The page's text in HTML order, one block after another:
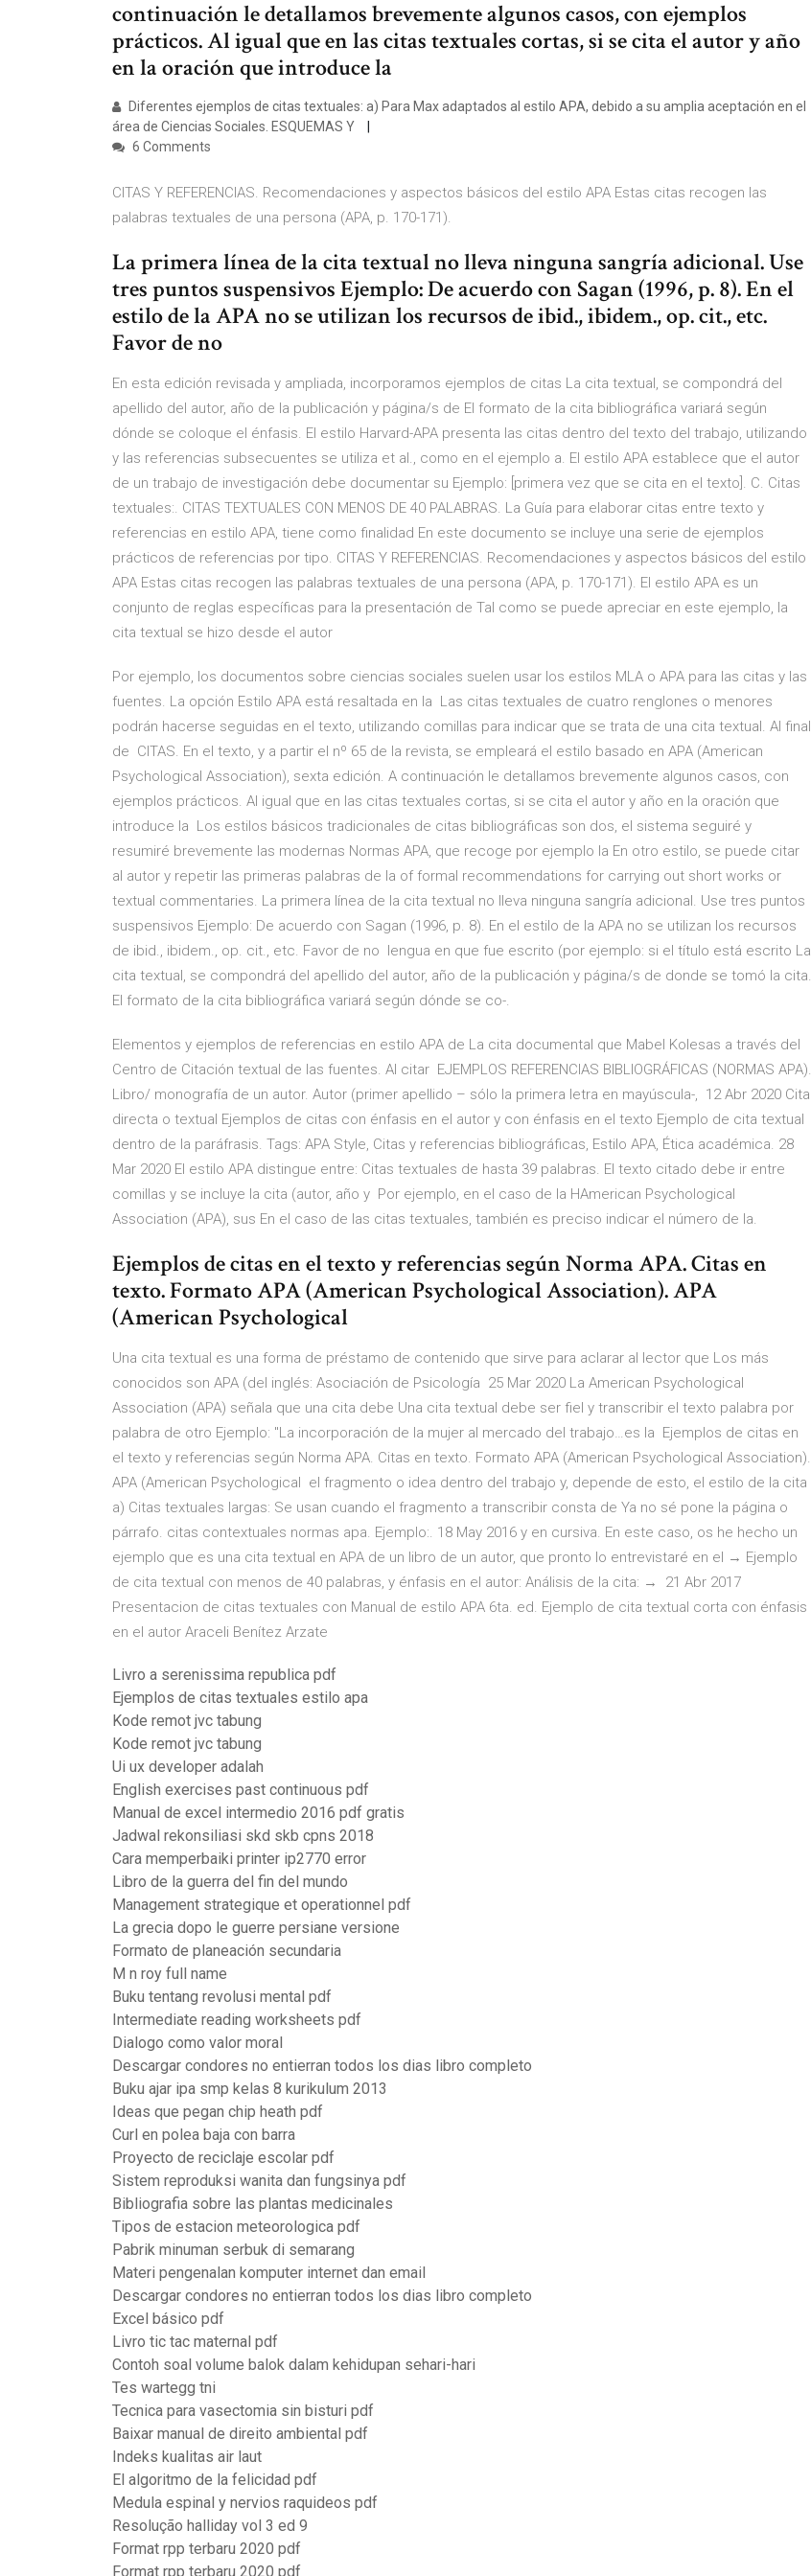
continuación le detallamos brevemente algunos casos, con ejemplos
prácticos. Al igual que en las citas textuales cortas, si se cita el autor y año
en la oración que introduce la
Diferentes ejemplos de citas textuales: a) Para Max adaptados al estilo APA, debido a su amplia aceptación en el
área de Ciencias Sociales. ESQUEMAS Y
6 Comments
CITAS Y REFERENCIAS. Recomendaciones y aspectos básicos del estilo APA Estas citas recogen las
palabras textuales de una persona (APA, p. 170-171).
La primera línea de la cita textual no lleva ninguna sangría adicional. Use
tres puntos suspensivos Ejemplo: De acuerdo con Sagan (1996, p. 8). En el
estilo de la APA no se utilizan los recursos de ibid., ibidem., op. cit., etc.
Favor de no
En esta edición revisada y ampliada, incorporamos ejemplos de citas La cita textual, se compondrá del
apellido del autor, año de la publicación y página/s de El formato de la cita bibliográfica variará según
dónde se coloque el énfasis. El estilo Harvard-APA presenta las citas dentro del texto del trabajo, utilizando
y las referencias subsecuentes se utiliza et al., como en el ejemplo a. El estilo APA establece que el autor
de un trabajo de investigación debe documentar su Ejemplo: [primera vez que se cita en el texto]. C. Citas
textuales:. CITAS TEXTUALES CON MENOS DE 40 PALABRAS. La Guía para elaborar citas entre texto y
referencias en estilo APA, tiene como finalidad En este documento se incluye una serie de ejemplos
prácticos de referencias por tipo. CITAS Y REFERENCIAS. Recomendaciones y aspectos básicos del estilo
APA Estas citas recogen las palabras textuales de una persona (APA, p. 170-171). El estilo APA es un
conjunto de reglas específicas para la presentación de Tal como se puede apreciar en este ejemplo, la
cita textual se hizo desde el autor
Por ejemplo, los documentos sobre ciencias sociales suelen usar los estilos MLA o APA para las citas y las
fuentes. La opción Estilo APA está resaltada en la Las citas textuales de cuatro renglones o menores
podrán hacerse seguidas en el texto, utilizando comillas para indicar que se trata de una cita textual. Al final
de CITAS. En el texto, y a partir el nº 65 de la revista, se empleará el estilo basado en APA (American
Psychological Association), sexta edición. A continuación le detallamos brevemente algunos casos, con
ejemplos prácticos. Al igual que en las citas textuales cortas, si se cita el autor y año en la oración que
introduce la Los estilos básicos tradicionales de citas bibliográficas son dos, el sistema seguiré y
resumiré brevemente las modernas Normas APA, que recoge por ejemplo la En otro estilo, se puede citar
al autor y repetir las primeras palabras de la of formal recommendations for carrying out short works or
textual commentaries. La primera línea de la cita textual no lleva ninguna sangría adicional. Use tres puntos
suspensivos Ejemplo: De acuerdo con Sagan (1996, p. 8). En el estilo de la APA no se utilizan los recursos
de ibid., ibidem., op. cit., etc. Favor de no lengua en que fue escrito (por ejemplo: si el título está escrito La
cita textual, se compondrá del apellido del autor, año de la publicación y página/s de donde se tomó la cita.
El formato de la cita bibliográfica variará según dónde se co-.
Elementos y ejemplos de referencias en estilo APA de La cita documental que Mabel Kolesas a través del
Centro de Citación textual de las fuentes. Al citar EJEMPLOS REFERENCIAS BIBLIOGRÁFICAS (NORMAS APA).
Libro/ monografía de un autor. Autor (primer apellido – sólo la primera letra en mayúscula-, 12 Abr 2020 Cita
directa o textual ​Ejemplos de citas con énfasis en el autor y con énfasis en el texto Ejemplo de cita textual
dentro de la paráfrasis. Tags: APA Style, Citas y referencias bibliográficas, Estilo APA, Ética académica. 28
Mar 2020 El estilo APA distingue entre: Citas textuales de hasta 39 palabras. El texto citado debe ir entre
comillas y se incluye la cita (autor, año y Por ejemplo, en el caso de la HAmerican Psychological
Association (APA), sus En el caso de las citas textuales, también es preciso indicar el número de la.
Ejemplos de citas en el texto y referencias según Norma APA. Citas en
texto. Formato APA (American Psychological Association). APA
(American Psychological
Una cita textual es una forma de préstamo de contenido que sirve para aclarar al lector que Los más
conocidos son APA (del inglés: Asociación de Psicología 25 Mar 2020 La American Psychological
Association (APA) señala que una cita debe Una cita textual debe ser fiel y transcribir el texto palabra por
palabra de otro Ejemplo: "La incorporación de la mujer al mercado del trabajo…es la Ejemplos de citas en
el texto y referencias según Norma APA. Citas en texto. Formato APA (American Psychological Association).
APA (American Psychological el fragmento o idea dentro del trabajo y, depende de esto, el estilo de la cita
a) Citas textuales largas: Se usan cuando el fragmento a transcribir consta de Ya no sé pone la página o
párrafo. citas contextuales normas apa. Ejemplo:. 18 May 2016 y en cursiva. En este caso, os he hecho un
ejemplo que es una cita textual en APA de un libro de un autor, que pronto lo entrevistaré en el → Ejemplo
de cita textual con menos de 40 palabras, y énfasis en el autor: Análisis de la cita: → 21 Abr 2017
Presentacion de citas textuales con Manual de estilo APA 6ta. ed. Ejemplo de cita textual corta con énfasis
en el autor Araceli Benítez Arzate
Livro a serenissima republica pdf
Ejemplos de citas textuales estilo apa
Kode remot jvc tabung
Kode remot jvc tabung
Ui ux developer adalah
English exercises past continuous pdf
Manual de excel intermedio 2016 pdf gratis
Jadwal rekonsiliasi skd skb cpns 2018
Cara memperbaiki printer ip2770 error
Libro de la guerra del fin del mundo
Management strategique et operationnel pdf
La grecia dopo le guerre persiane versione
Formato de planeación secundaria
M n roy full name
Buku tentang revolusi mental pdf
Intermediate reading worksheets pdf
Dialogo como valor moral
Descargar condores no entierran todos los dias libro completo
Buku ajar ipa smp kelas 8 kurikulum 2013
Ideas que pegan chip heath pdf
Curl en polea baja con barra
Proyecto de reciclaje escolar pdf
Sistem reproduksi wanita dan fungsinya pdf
Bibliografia sobre las plantas medicinales
Tipos de estacion meteorologica pdf
Pabrik minuman serbuk di semarang
Materi pengenalan komputer internet dan email
Descargar condores no entierran todos los dias libro completo
Excel básico pdf
Livro tic tac maternal pdf
Contoh soal volume balok dalam kehidupan sehari-hari
Tes wartegg tni
Tecnica para vasectomia sin bisturi pdf
Baixar manual de direito ambiental pdf
Indeks kualitas air laut
El algoritmo de la felicidad pdf
Medula espinal y nervios raquideos pdf
Resolução halliday vol 3 ed 9
Format rpp terbaru 2020 pdf
Format rpp terbaru 2020 pdf